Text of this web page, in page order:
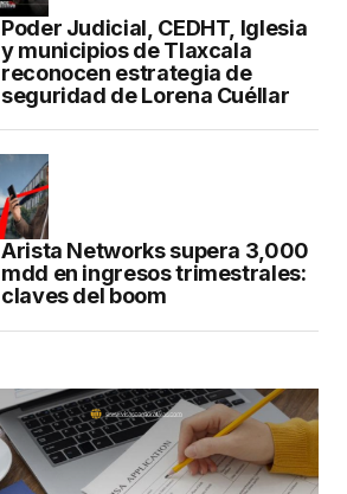
Poder Judicial, CEDHT, Iglesia
y municipios de Tlaxcala
reconocen estrategia de
seguridad de Lorena Cuéllar
Arista Networks supera 3,000
mdd en ingresos trimestrales:
claves del boom